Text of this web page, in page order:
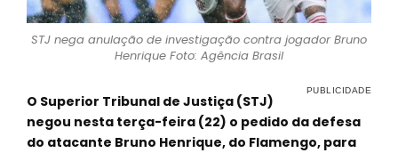
STJ nega anulação de investigação contra jogador Bruno
Henrique Foto: Agência Brasil
O Superior Tribunal de Justiça (STJ)
negou nesta terça-feira (22) o pedido da defesa
do atacante Bruno Henrique, do Flamengo, para